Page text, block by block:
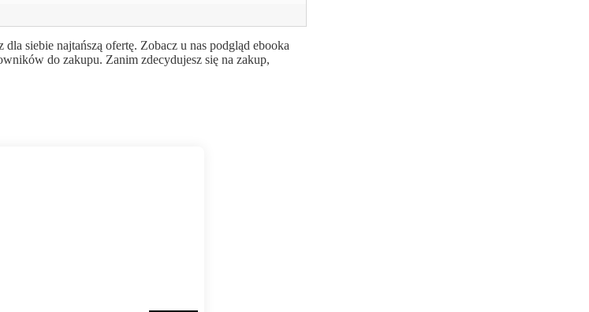
siebie najtańszą ofertę. Zobacz u nas podgląd ebooka
do zakupu. Zanim zdecydujesz się na zakup,